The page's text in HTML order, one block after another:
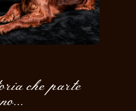
che parte